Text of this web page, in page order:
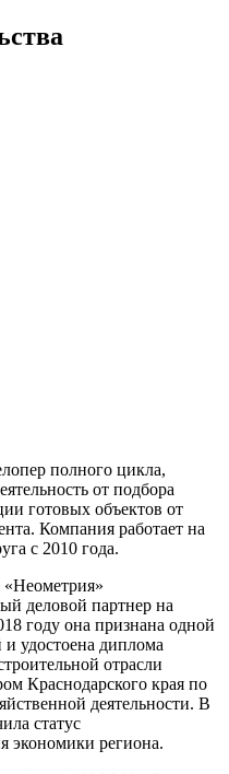
полного цикла,
от подбора
готовых объектов от
Компания работает на
с 2010 года.
«Неометрия»
деловой партнер на
году она признана одной
удостоена диплома
отрасли
Краснодарского края по
деятельности. В
статус
экономики региона.